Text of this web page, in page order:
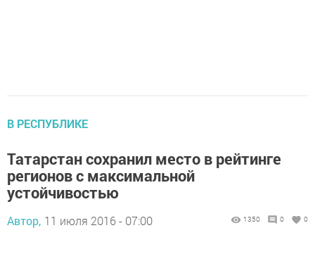
В РЕСПУБЛИКЕ
Татарстан сохранил место в рейтинге
регионов с максимальной
устойчивостью
Автор, 11 июля 2016 - 07:00 1350 0 0